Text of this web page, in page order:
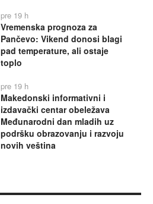
pre 19 h
Vremenska prognoza za
Pančevo: Vikend donosi blagi
pad temperature, ali ostaje
toplo
pre 19 h
Makedonski informativni i
izdavački centar obeležava
Međunarodni dan mladih uz
podršku obrazovanju i razvoju
novih veština